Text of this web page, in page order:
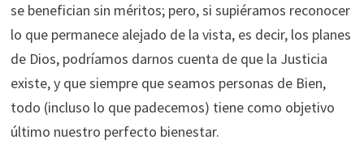
se benefician sin méritos; pero, si supiéramos reconocer
lo que permanece alejado de la vista, es decir, los planes
de Dios, podríamos darnos cuenta de que la Justicia
existe, y que siempre que seamos personas de Bien,
todo (incluso lo que padecemos) tiene como objetivo
último nuestro perfecto bienestar.